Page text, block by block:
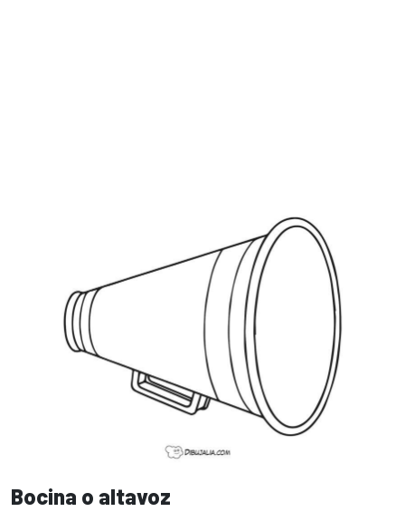
Bocina o altavoz